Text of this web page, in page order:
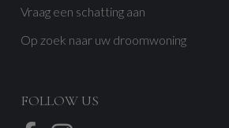
Vraag een schatting aan
Op zoek naar uw droomwoning
FOLLOW US